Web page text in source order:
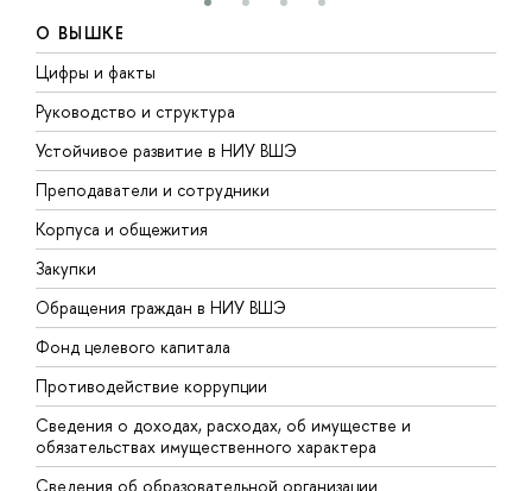
О ВЫШКЕ
Цифры и факты
Руководство и структура
Устойчивое развитие в НИУ ВШЭ
Преподаватели и сотрудники
Корпуса и общежития
Закупки
Обращения граждан в НИУ ВШЭ
Фонд целевого капитала
Противодействие коррупции
Сведения о доходах, расходах, об имуществе и
обязательствах имущественного характера
Сведения об образовательной организации